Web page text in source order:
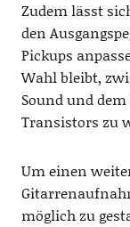
Zudem lässt
den
Pickups
Wahl bleibt,
Sound und
Transistors zu
Um einen
möglich zu